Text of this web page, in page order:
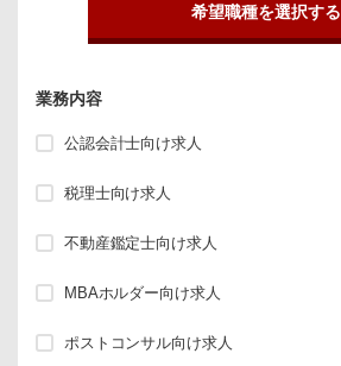
希望職種を選択する
業務内容
公認会計士向け求人
税理士向け求人
不動産鑑定士向け求人
MBAホルダー向け求人
ポストコンサル向け求人